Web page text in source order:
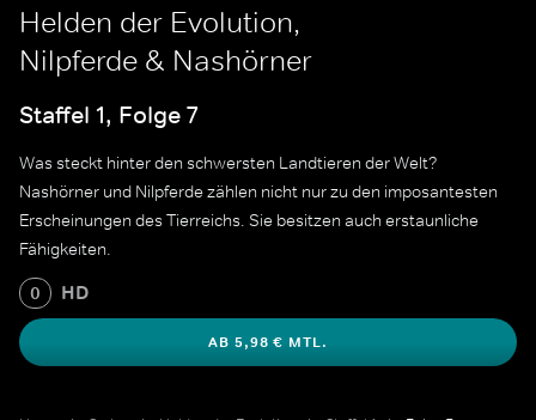
Helden der Evolution,
Nilpferde & Nashörner
Staffel 1, Folge 7
Was steckt hinter den schwersten Landtieren der Welt?
Nashörner und Nilpferde zählen nicht nur zu den imposantesten
Erscheinungen des Tierreichs. Sie besitzen auch erstaunliche
Fähigkeiten.
0 HD
AB 5,98 € MTL.